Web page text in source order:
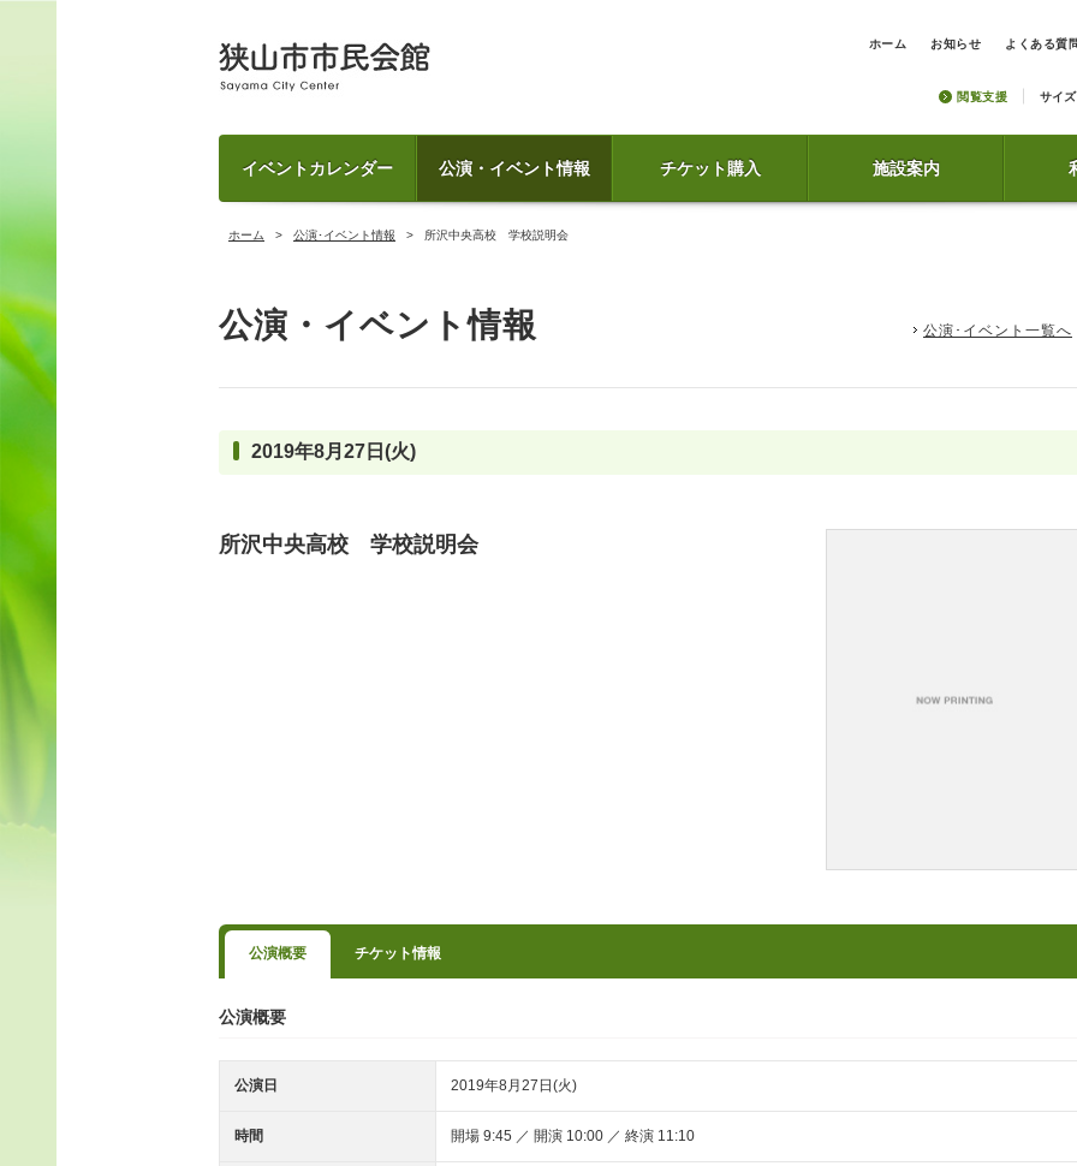
ホーム お知らせ よくある質
閲覧支援 サイズ
イベントカレンダー 公演・イベント情報 チケット購入 施設案内
ホーム 公演･イベント情報 所沢中央高校 学校説明会
公演・イベント情報 公演･イベント一覧へ
2019年8月27日(火)
所沢中央高校 学校説明会
公演概要 チケット情報
公演概要
公演日 2019年8月27日(火)
時間 開場 9:45 ／ 開演 10:00 ／ 終演 11:10